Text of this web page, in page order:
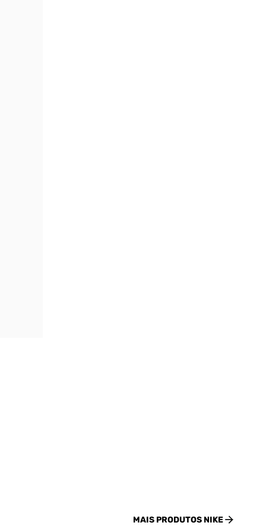
MAIS PRODUTOS NIKE